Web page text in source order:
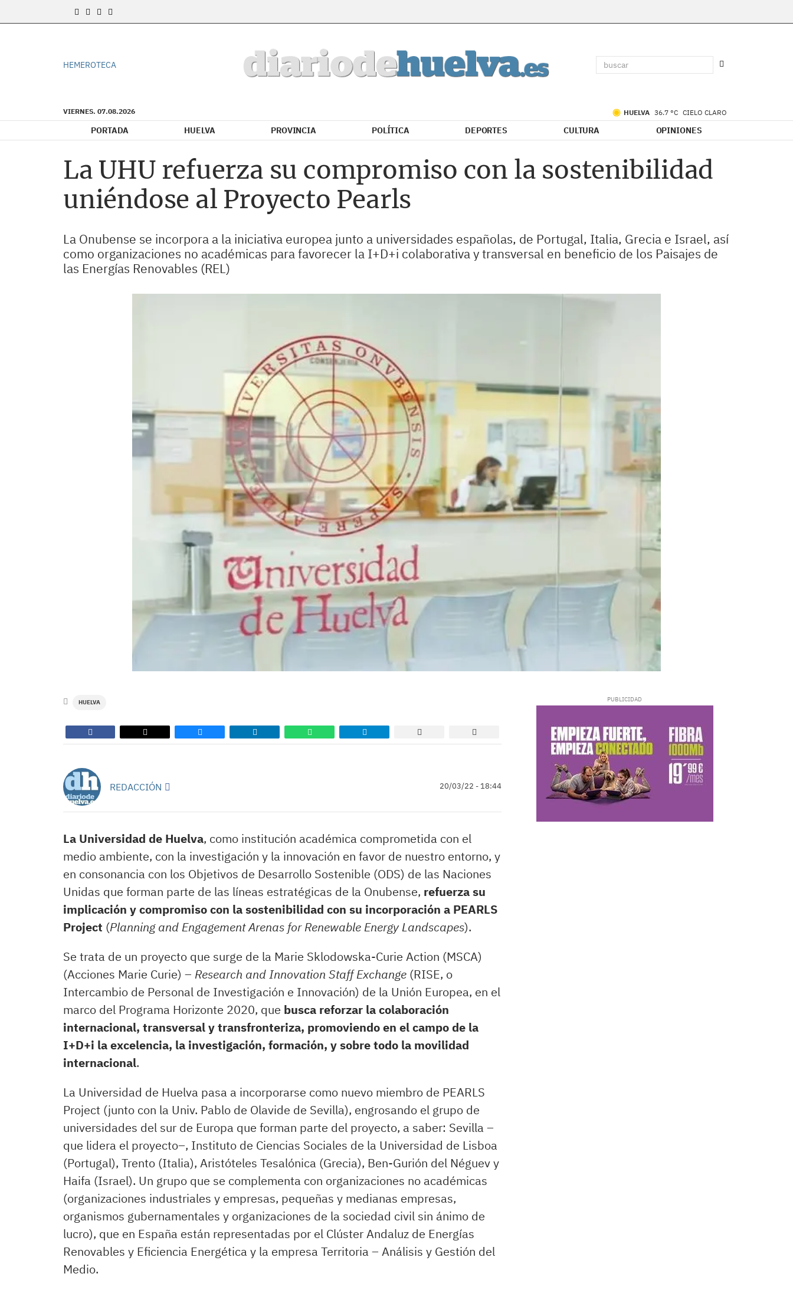
HEMEROTECA
VIERNES. 07.08.2026 HUELVA 36.7 °C CIELO CLARO
PORTADA HUELVA PROVINCIA POLÍTICA DEPORTES CULTURA OPINIONES
La UHU refuerza su compromiso con la sostenibilidad
uniéndose al Proyecto Pearls
La Onubense se incorpora a la iniciativa europea junto a universidades españolas, de Portugal, Italia, Grecia e Israel, así
como organizaciones no académicas para favorecer la I+D+i colaborativa y transversal en beneficio de los Paisajes de
las Energías Renovables (REL)
HUELVA
REDACCIÓN 20/03/22 - 18:44
La Universidad de Huelva, como institución académica comprometida con el
medio ambiente, con la investigación y la innovación en favor de nuestro entorno, y
en consonancia con los Objetivos de Desarrollo Sostenible (ODS) de las Naciones
Unidas que forman parte de las líneas estratégicas de la Onubense, refuerza su
implicación y compromiso con la sostenibilidad con su incorporación a PEARLS
Project (Planning and Engagement Arenas for Renewable Energy Landscapes).
Se trata de un proyecto que surge de la Marie Sklodowska-Curie Action (MSCA)
(Acciones Marie Curie) – Research and Innovation Staff Exchange (RISE, o
Intercambio de Personal de Investigación e Innovación) de la Unión Europea, en el
marco del Programa Horizonte 2020, que busca reforzar la colaboración
internacional, transversal y transfronteriza, promoviendo en el campo de la
I+D+i la excelencia, la investigación, formación, y sobre todo la movilidad
internacional.
La Universidad de Huelva pasa a incorporarse como nuevo miembro de PEARLS
Project (junto con la Univ. Pablo de Olavide de Sevilla), engrosando el grupo de
universidades del sur de Europa que forman parte del proyecto, a saber: Sevilla –
que lidera el proyecto–, Instituto de Ciencias Sociales de la Universidad de Lisboa
(Portugal), Trento (Italia), Aristóteles Tesalónica (Grecia), Ben-Gurión del Néguev y
Haifa (Israel). Un grupo que se complementa con organizaciones no académicas
(organizaciones industriales y empresas, pequeñas y medianas empresas,
organismos gubernamentales y organizaciones de la sociedad civil sin ánimo de
lucro), que en España están representadas por el Clúster Andaluz de Energías
Renovables y Eficiencia Energética y la empresa Territoria – Análisis y Gestión del
Medio.